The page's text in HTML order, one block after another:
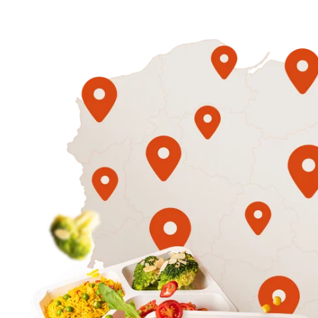
3